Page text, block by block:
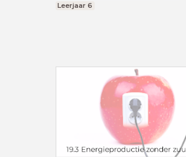
Leerjaar 6